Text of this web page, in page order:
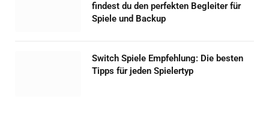
findest du den perfekten Begleiter für
Spiele und Backup
Switch Spiele Empfehlung: Die besten
Tipps für jeden Spielertyp